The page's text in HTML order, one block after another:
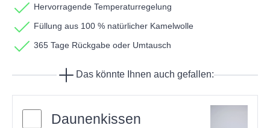
Hervorragende Temperaturregelung
Füllung aus 100 % natürlicher Kamelwolle
365 Tage Rückgabe oder Umtausch
Das könnte Ihnen auch gefallen:
Daunenkissen